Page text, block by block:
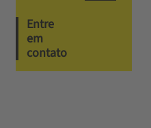
Entre
em
contato